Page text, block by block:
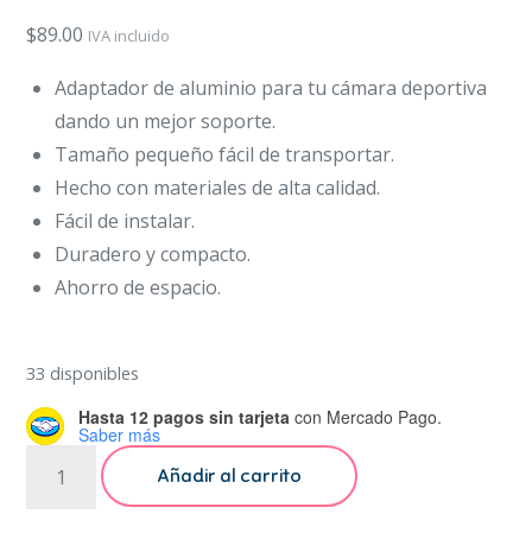
$89.00 IVA incluido
Adaptador de aluminio para tu cámara deportiva
dando un mejor soporte.
Tamaño pequeño fácil de transportar.
Hecho con materiales de alta calidad.
Fácil de instalar.
Duradero y compacto.
Ahorro de espacio.
33 disponibles
Hasta 12 pagos sin tarjeta con Mercado Pago.
Saber más
Adaptador
Añadir al carrito